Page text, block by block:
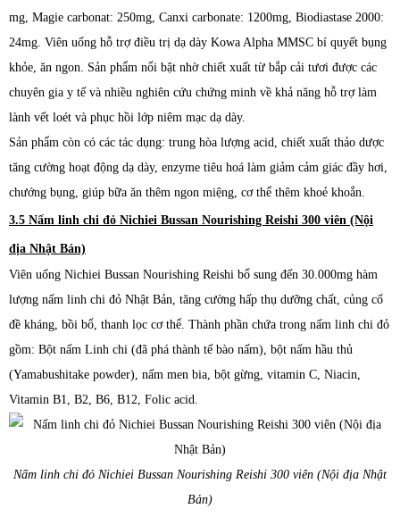
mg, Magie carbonat: 250mg, Canxi carbonate: 1200mg, Biodiastase 2000:
24mg. Viên uống hỗ trợ điều trị dạ dày Kowa Alpha MMSC bí quyết bụng
khỏe, ăn ngon. Sản phẩm nổi bật nhờ chiết xuất từ bắp cải tươi được các
chuyên gia y tế và nhiều nghiên cứu chứng minh về khả năng hỗ trợ làm
lành vết loét và phục hồi lớp niêm mạc dạ dày.
Sản phẩm còn có các tác dụng: trung hòa lượng acid, chiết xuất thảo dược
tăng cường hoạt động dạ dày, enzyme tiêu hoá làm giảm cảm giác đầy hơi,
chướng bụng, giúp bữa ăn thêm ngon miệng, cơ thể thêm khoẻ khoắn.
3.5 Nấm linh chi đỏ Nichiei Bussan Nourishing Reishi 300 viên (Nội
địa Nhật Bản)
Viên uống Nichiei Bussan Nourishing Reishi bổ sung đến 30.000mg hàm
lượng nấm linh chi đỏ Nhật Bản, tăng cường hấp thụ dưỡng chất, củng cố
đề kháng, bồi bổ, thanh lọc cơ thể. Thành phần chứa trong nấm linh chi đỏ
gồm: Bột nấm Linh chi (đã phá thành tế bào nấm), bột nấm hầu thủ
(Yamabushitake powder), nấm men bia, bột gừng, vitamin C, Niacin,
Vitamin B1, B2, B6, B12, Folic acid.
Nấm linh chi đỏ Nichiei Bussan Nourishing Reishi 300 viên (Nội địa Nhật
Bản)